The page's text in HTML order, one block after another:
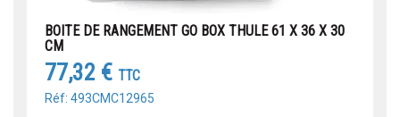
BOITE DE RANGEMENT GO BOX THULE 61 X 36 X 30
CM
77,32 € TTC
Réf: 493CMC12965